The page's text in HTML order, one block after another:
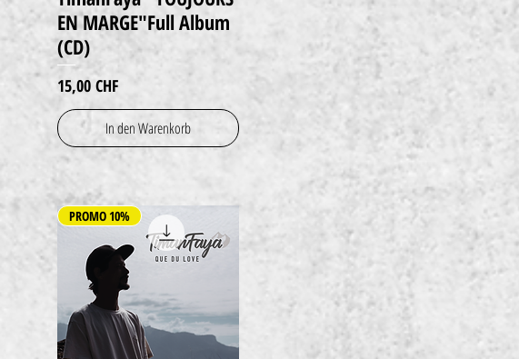
EN MARGE"Full Album
(CD)
Preis
15,00 CHF
In den Warenkorb
PROMO 10%